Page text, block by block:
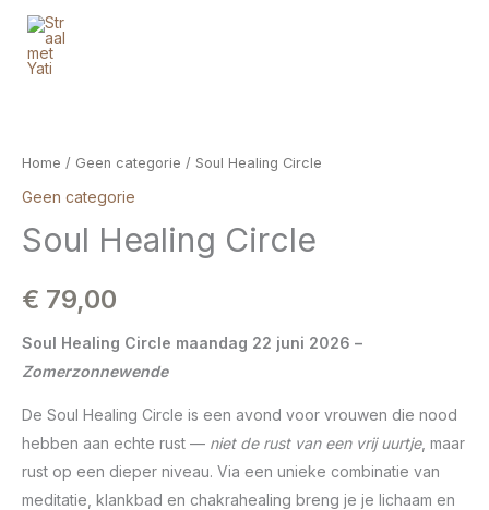
Home / Geen categorie / Soul Healing Circle
Geen categorie
Soul Healing Circle
€ 79,00
Soul Healing Circle maandag 22 juni 2026 –
Zomerzonnewende
De Soul Healing Circle is een avond voor vrouwen die nood
hebben aan echte rust — niet de rust van een vrij uurtje, maar
rust op een dieper niveau. Via een unieke combinatie van
meditatie, klankbad en chakrahealing breng je je lichaam en
Circle
aantal